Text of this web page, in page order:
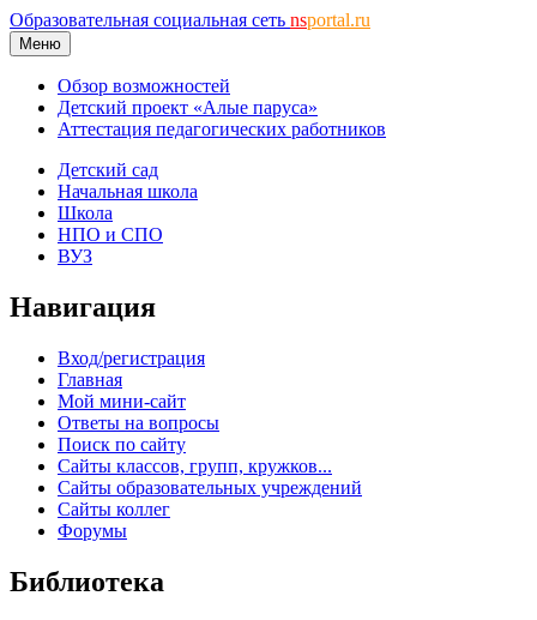
Образовательная социальная сеть nsportal.ru
Меню
Обзор возможностей
Детский проект «Алые паруса»
Аттестация педагогических работников
Детский сад
Начальная школа
Школа
НПО и СПО
ВУЗ
Навигация
Вход/регистрация
Главная
Мой мини-сайт
Ответы на вопросы
Поиск по сайту
Сайты классов, групп, кружков...
Сайты образовательных учреждений
Сайты коллег
Форумы
Библиотека